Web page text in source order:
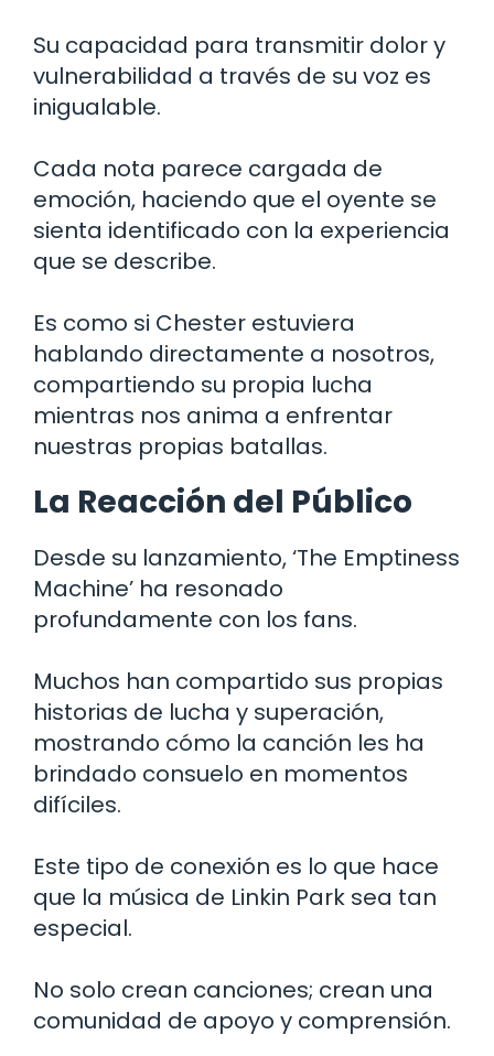
Su capacidad para transmitir dolor y
vulnerabilidad a través de su voz es
inigualable.
Cada nota parece cargada de
emoción, haciendo que el oyente se
sienta identificado con la experiencia
que se describe.
Es como si Chester estuviera
hablando directamente a nosotros,
compartiendo su propia lucha
mientras nos anima a enfrentar
nuestras propias batallas.
La Reacción del Público
Desde su lanzamiento, ‘The Emptiness
Machine’ ha resonado
profundamente con los fans.
Muchos han compartido sus propias
historias de lucha y superación,
mostrando cómo la canción les ha
brindado consuelo en momentos
difíciles.
Este tipo de conexión es lo que hace
que la música de Linkin Park sea tan
especial.
No solo crean canciones; crean una
comunidad de apoyo y comprensión.